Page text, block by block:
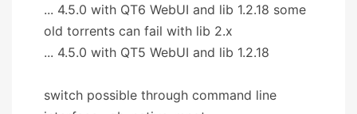
... 4.5.0 with QT6 WebUI and lib 1.2.18 some
old torrents can fail with lib 2.x
... 4.5.0 with QT5 WebUI and lib 1.2.18
switch possible through command line